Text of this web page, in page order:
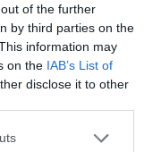
of the further
by third parties on the
information may
on the IAB’s List of
disclose it to other
one or more Google
θα
σε αυτόν,
επίκαιρος,
αυτόν τον τρόπο
νομοθεσίας και
παλιού